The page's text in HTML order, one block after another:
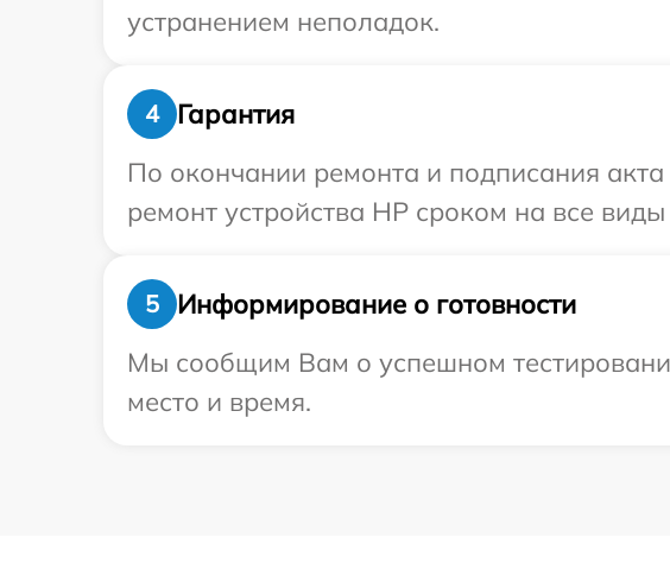
устранением неполадок.
4
Гарантия
По окончании ремонта и подписания
ремонт устройства HP сроком на все
5
Информирование о готовности
Мы сообщим Вам о успешном
место и время.